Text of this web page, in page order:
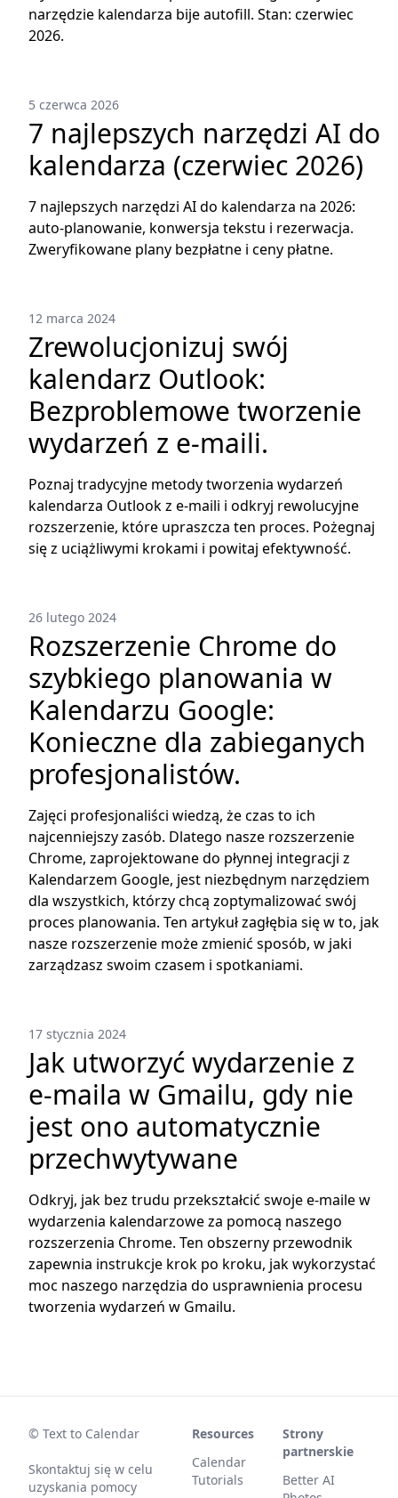
narzędzie kalendarza bije autofill. Stan: czerwiec
2026.
5 czerwca 2026
7 najlepszych narzędzi AI do
kalendarza (czerwiec 2026)
7 najlepszych narzędzi AI do kalendarza na 2026:
auto-planowanie, konwersja tekstu i rezerwacja.
Zweryfikowane plany bezpłatne i ceny płatne.
12 marca 2024
Zrewolucjonizuj swój
kalendarz Outlook:
Bezproblemowe tworzenie
wydarzeń z e-maili.
Poznaj tradycyjne metody tworzenia wydarzeń
kalendarza Outlook z e-maili i odkryj rewolucyjne
rozszerzenie, które upraszcza ten proces. Pożegnaj
się z uciążliwymi krokami i powitaj efektywność.
26 lutego 2024
Rozszerzenie Chrome do
szybkiego planowania w
Kalendarzu Google:
Konieczne dla zabieganych
profesjonalistów.
Zajęci profesjonaliści wiedzą, że czas to ich
najcenniejszy zasób. Dlatego nasze rozszerzenie
Chrome, zaprojektowane do płynnej integracji z
Kalendarzem Google, jest niezbędnym narzędziem
dla wszystkich, którzy chcą zoptymalizować swój
proces planowania. Ten artykuł zagłębia się w to, jak
nasze rozszerzenie może zmienić sposób, w jaki
zarządzasz swoim czasem i spotkaniami.
17 stycznia 2024
Jak utworzyć wydarzenie z
e-maila w Gmailu, gdy nie
jest ono automatycznie
przechwytywane
Odkryj, jak bez trudu przekształcić swoje e-maile w
wydarzenia kalendarzowe za pomocą naszego
rozszerzenia Chrome. Ten obszerny przewodnik
zapewnia instrukcje krok po kroku, jak wykorzystać
moc naszego narzędzia do usprawnienia procesu
tworzenia wydarzeń w Gmailu.
© Text to Calendar
Skontaktuj się w celu
uzyskania pomocy
Resources
Calendar
Tutorials
Strony
partnerskie
Better AI